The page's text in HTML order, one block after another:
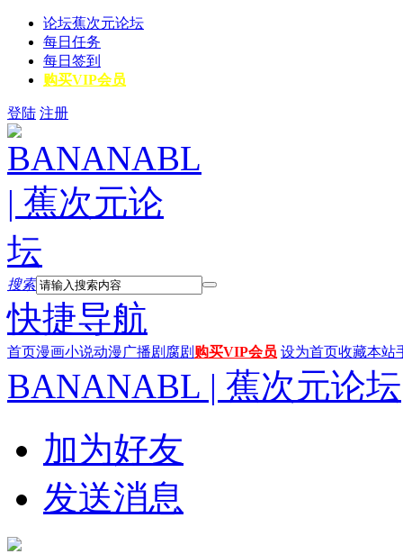
论坛蕉次元论坛
每日任务
每日签到
购买VIP会员
登陆 注册
搜索
快捷导航
首页漫画小说动漫广播剧 腐剧 购买VIP会员 设为首页收藏本站
BANANABL | 蕉次元论坛
加为好友
发送消息